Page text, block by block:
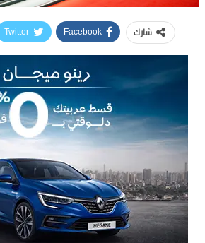
شارك Facebook
Twitter